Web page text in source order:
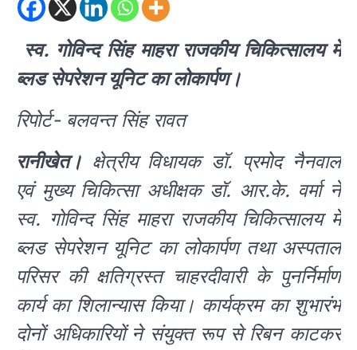
स्व. गोविन्द सिंह माहरा राजकीय चिकित्सालय में
ब्लड सेपरेशन यूनिट का लोकार्पण।
रिपोर्ट- बलवन्त सिंह रावत
रानीखेत। क्षेत्रीय विधायक डॉ. प्रमोद नैनवाल
एवं मुख्य चिकित्सा अधीक्षक डॉ. आर.के. वर्मा ने
स्व. गोविन्द सिंह माहरा राजकीय चिकित्सालय में
ब्लड सेपरेशन यूनिट का लोकार्पण तथा अस्पताल
परिसर की क्षतिग्रस्त चाहरदीवारी के पुनर्निर्माण
कार्य का शिलान्यास किया। कार्यक्रम का शुभारंभ
दोनों अधिकारियों ने संयुक्त रूप से रिबन काटकर